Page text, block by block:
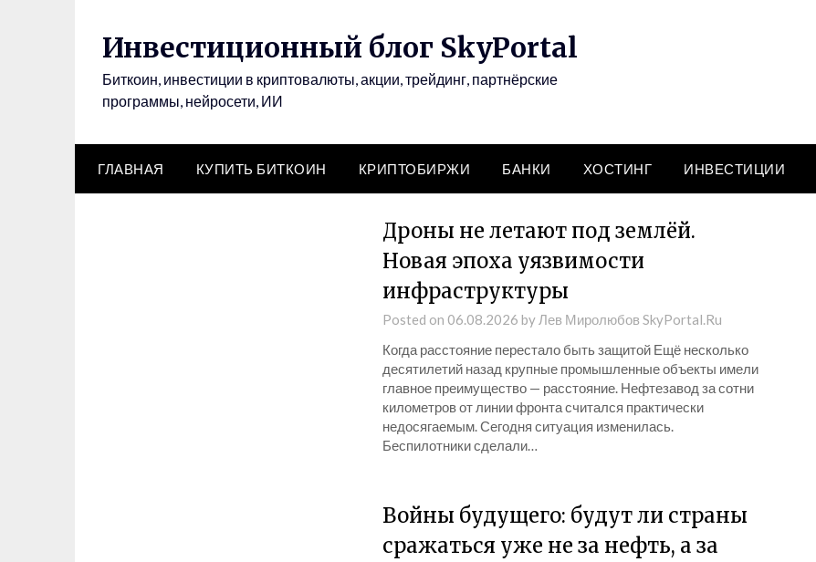
Инвестиционный блог SkyPortal
Биткоин, инвестиции в криптовалюты, акции, трейдинг, партнёрские
программы, нейросети, ИИ
ГЛАВНАЯ КУПИТЬ БИТКОИН КРИПТОБИРЖИ БАНКИ ХОСТИНГ ИНВЕСТИЦИИ
Дроны не летают под землёй.
Новая эпоха уязвимости
инфраструктуры
Posted on 06.08.2026 by Лев Миролюбов SkyPortal.Ru
Когда расстояние перестало быть защитой Ещё несколько
десятилетий назад крупные промышленные объекты имели
главное преимущество — расстояние. Нефтезавод за сотни
километров от линии фронта считался практически
недосягаемым. Сегодня ситуация изменилась.
Беспилотники сделали…
Войны будущего: будут ли страны
сражаться уже не за нефть, а за